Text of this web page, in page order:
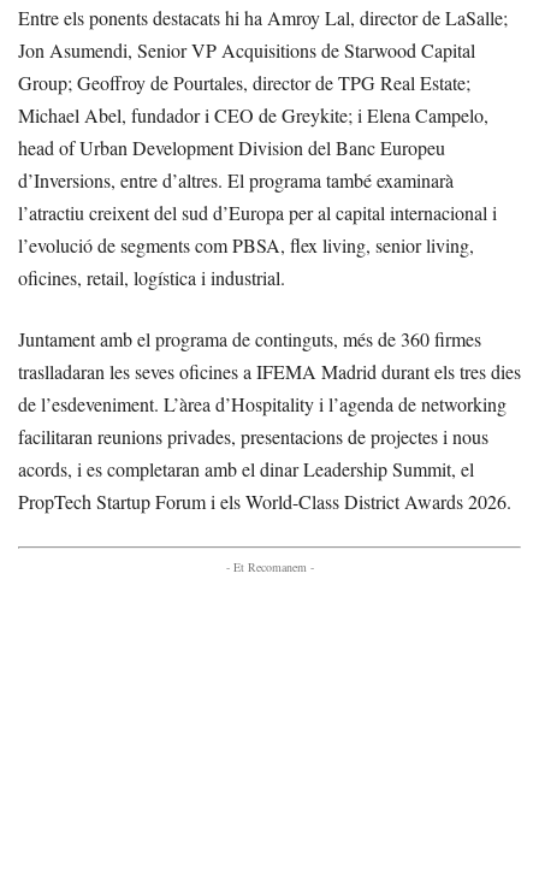
Entre els ponents destacats hi ha Amroy Lal, director de LaSalle;
Jon Asumendi, Senior VP Acquisitions de Starwood Capital
Group; Geoffroy de Pourtales, director de TPG Real Estate;
Michael Abel, fundador i CEO de Greykite; i Elena Campelo,
head of Urban Development Division del Banc Europeu
d’Inversions, entre d’altres. El programa també examinarà
l’atractiu creixent del sud d’Europa per al capital internacional i
l’evolució de segments com PBSA, flex living, senior living,
oficines, retail, logística i industrial.
Juntament amb el programa de continguts, més de 360 firmes
traslladaran les seves oficines a IFEMA Madrid durant els tres dies
de l’esdeveniment. L’àrea d’Hospitality i l’agenda de networking
facilitaran reunions privades, presentacions de projectes i nous
acords, i es completaran amb el dinar Leadership Summit, el
PropTech Startup Forum i els World-Class District Awards 2026.
- Et Recomanem -